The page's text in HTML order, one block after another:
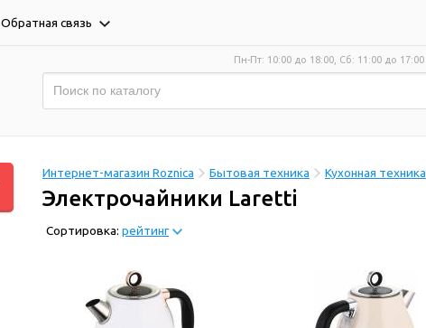
Обратная связь
Пн-Пт: 10:00 до 18:00, Сб: 11:00 до 17:00
Интернет-магазин Roznica Бытовая техника Кухонная техника
Электрочайники Laretti
Сортировка: рейтинг